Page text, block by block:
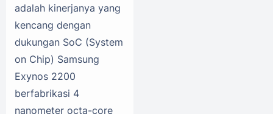
adalah kinerjanya yang
kencang dengan
dukungan SoC (System
on Chip) Samsung
Exynos 2200
berfabrikasi 4
nanometer octa-core